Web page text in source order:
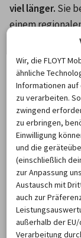
viel länger. Sie
einem
Bahn und Bus.
entlegensten
Leihfahrzeug
mietwagen.de.
nach Bad
Meist
Wir, die FLOYT
ähnliche
Informationen
zu verarbeiten.
zwingend
zu erbringen,
Einwilligung
und die
(einschließlich
zur Anpassung
Austausch mit
auch zur
außerhalb der
Verarbeitung